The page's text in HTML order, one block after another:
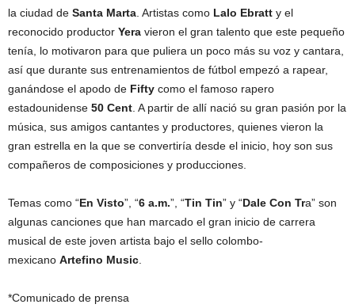
la ciudad de Santa Marta . Artistas como Lalo Ebratt y el
reconocido productor Yera vieron el gran talento que este pequeño
tenía, lo motivaron para que puliera un poco más su voz y cantara,
así que durante sus entrenamientos de fútbol empezó a rapear,
ganándose el apodo de Fifty como el famoso rapero
estadounidense 50 Cent . A partir de allí nació su gran pasión por la
música, sus amigos cantantes y productores, quienes vieron la
gran estrella en la que se convertiría desde el inicio, hoy son sus
compañeros de composiciones y producciones.
Temas como “En Visto”, “6 a.m.”, “Tin Tin” y “Dale Con Tra” son
algunas canciones que han marcado el gran inicio de carrera
musical de este joven artista bajo el sello colombo-
mexicano Artefino Music
*Comunicado de prensa